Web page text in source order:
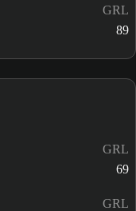
GRL
89
GRL
69
GRL